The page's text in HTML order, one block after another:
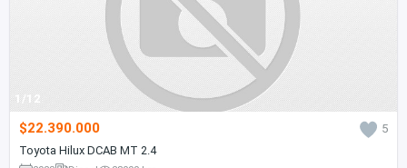
1/12
$22.390.000
5
Toyota Hilux DCAB MT 2.4